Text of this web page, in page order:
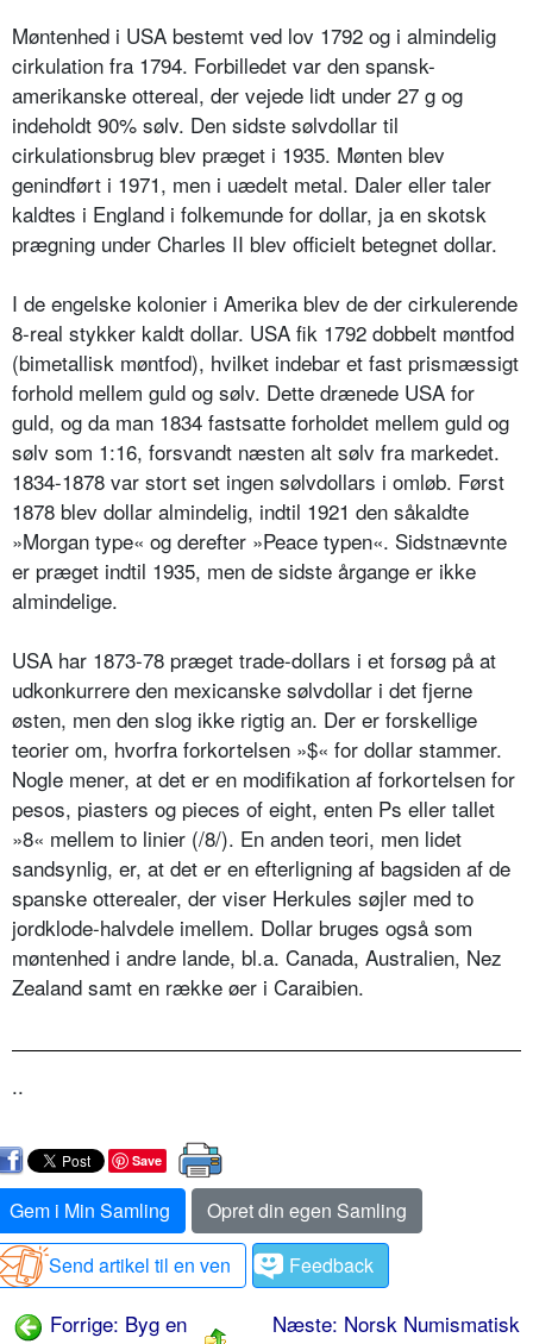
Møntenhed i USA bestemt ved lov 1792 og i almindelig
cirkulation fra 1794. Forbilledet var den spansk-
amerikanske ottereal, der vejede lidt under 27 g og
indeholdt 90% sølv. Den sidste sølvdollar til
cirkulationsbrug blev præget i 1935. Mønten blev
genindført i 1971, men i uædelt metal. Daler eller taler
kaldtes i England i folkemunde for dollar, ja en skotsk
prægning under Charles II blev officielt betegnet dollar.
I de engelske kolonier i Amerika blev de der cirkulerende
8-real stykker kaldt dollar. USA fik 1792 dobbelt møntfod
(bimetallisk møntfod), hvilket indebar et fast prismæssigt
forhold mellem guld og sølv. Dette drænede USA for
guld, og da man 1834 fastsatte forholdet mellem guld og
sølv som 1:16, forsvandt næsten alt sølv fra markedet.
1834-1878 var stort set ingen sølvdollars i omløb. Først
1878 blev dollar almindelig, indtil 1921 den såkaldte
»Morgan type« og derefter »Peace typen«. Sidstnævnte
er præget indtil 1935, men de sidste årgange er ikke
almindelige.
USA har 1873-78 præget trade-dollars i et forsøg på at
udkonkurrere den mexicanske sølvdollar i det fjerne
østen, men den slog ikke rigtig an. Der er forskellige
teorier om, hvorfra forkortelsen »$« for dollar stammer.
Nogle mener, at det er en modifikation af forkortelsen for
pesos, piasters og pieces of eight, enten Ps eller tallet
»8« mellem to linier (/8/). En anden teori, men lidet
sandsynlig, er, at det er en efterligning af bagsiden af de
spanske otterealer, der viser Herkules søjler med to
jordklode-halvdele imellem. Dollar bruges også som
møntenhed i andre lande, bl.a. Canada, Australien, Nez
Zealand samt en række øer i Caraibien.
..
Save
Gem i Min Samling
Opret din egen Samling
Send artikel til en ven
Feedback
Forrige: Byg en
Næste: Norsk Numismatisk